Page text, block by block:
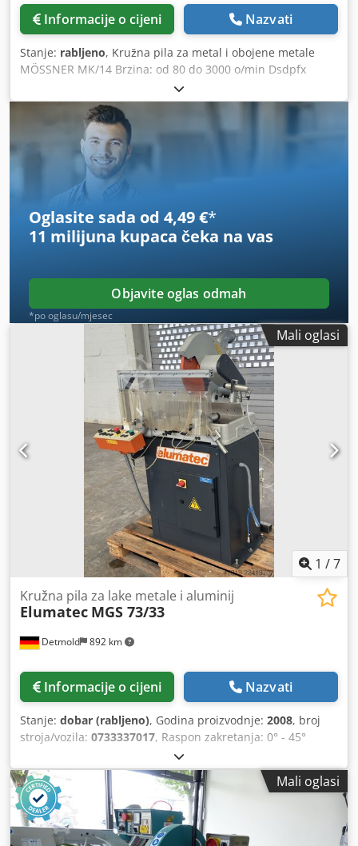
Informacije o cijeni Nazvati
Stanje: rabljeno, Kružna pila za metal i obojene metale
MÖSSNER MK/14 Brzina: od 80 do 3000 o/min Dsdpfx
Aezmxv Usilokr Veličina stola: 900 x 700 mm Maks. promjer
lista pile: Ø 315 mm Maks. visina reza: 85 mm Motor: 2
brzine Idealno za rezanje aluminijskih ploča, bronce itd.
Napon: 380 V Duljina: 1100 mm Dubina: 900 mm Ukupna
visina: 1300 mm Težina: cca 500 kg
Oglasite sada od 4,49 €*
11 milijuna kupaca čeka na vas
Objavite oglas odmah
*po oglasu/mjesec
Mali oglasi
1 /7
Detmold 892 km
Kružna pila za lake metale i aluminij
Elumatec MGS 73/33
Informacije o cijeni Nazvati
Stanje: dobar (rabljeno), Godina proizvodnje: 2008, broj
stroja/vozila: 0733337017, Raspon zakretanja: 0° - 45°
ulijevo i udesno, s mogućnošću kontinuiranog
podešavanja. Fiksne pozicije: na 15°, 30° i 45°. Promjer
pile: 380 mm. Brzina okretanja pile: 2800 o/min. Snaga: 3
kW. Priključak za komprimirani zrak: 7 bara. Dimenzije (D x
Š x V): 850 x 900 x 1450 mm. Težina: 250 kg. Dkodpfx
Aezphi Noilsr
Mali oglasi